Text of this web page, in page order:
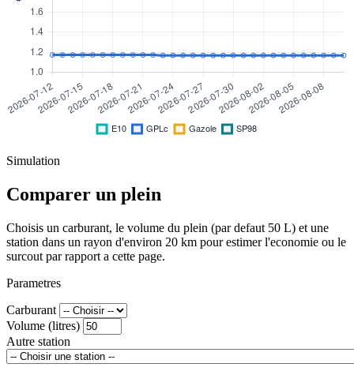
Simulation
Comparer un plein
Choisis un carburant, le volume du plein (par defaut 50 L) et une
station dans un rayon d'environ 20 km pour estimer l'economie ou le
surcout par rapport a cette page.
Parametres
Carburant
Volume (litres)
Autre station